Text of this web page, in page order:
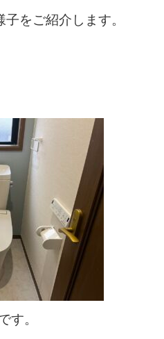
をご紹介します。
す。